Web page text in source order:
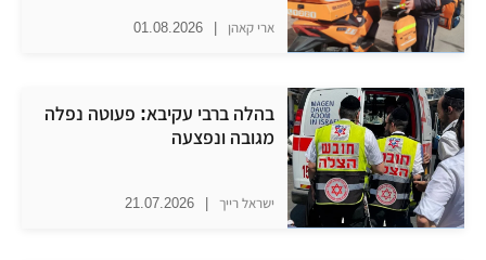
ארי קאהן |
01.08.2026
בהלה ברבי עקיבא: פעוטה נפלה
מגובה ונפצעה
ישראל רייך |
21.07.2026